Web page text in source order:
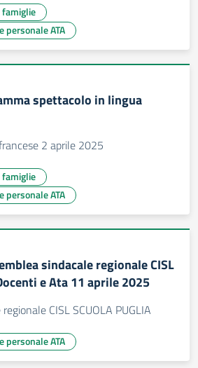
famiglie
personale ATA
spettacolo in lingua
2 aprile 2025
famiglie
personale ATA
sindacale regionale CISL
e Ata 11 aprile 2025
CISL SCUOLA PUGLIA
personale ATA